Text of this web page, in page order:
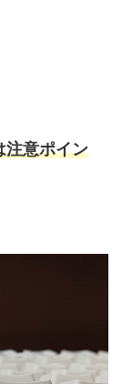
注意ポイン